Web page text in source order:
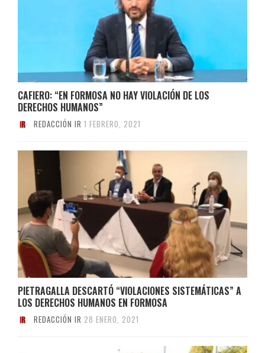
CAFIERO: “EN FORMOSA NO HAY VIOLACIÓN DE LOS
DERECHOS HUMANOS”
REDACCIÓN IR 1 FEBRERO, 2021
PIETRAGALLA DESCARTÓ “VIOLACIONES SISTEMÁTICAS” A
LOS DERECHOS HUMANOS EN FORMOSA
REDACCIÓN IR 28 ENERO, 2021